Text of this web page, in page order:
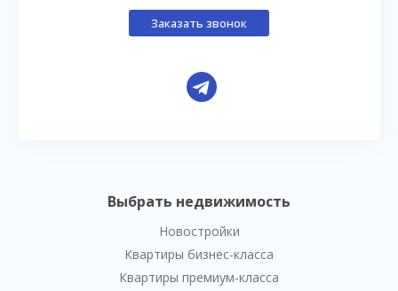
Выбрать недвижимость
Новостройки
Квартиры бизнес-класса
Квартиры премиум-класса
Заказать звонок